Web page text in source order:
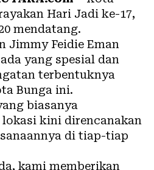
Hari Jadi ke-17,
mendatang.
Jimmy Feidie Eman
yang spesial dan
terbentuknya
Bunga ini.
biasanya
kini direncanakan
di tiap-tiap
kami memberikan